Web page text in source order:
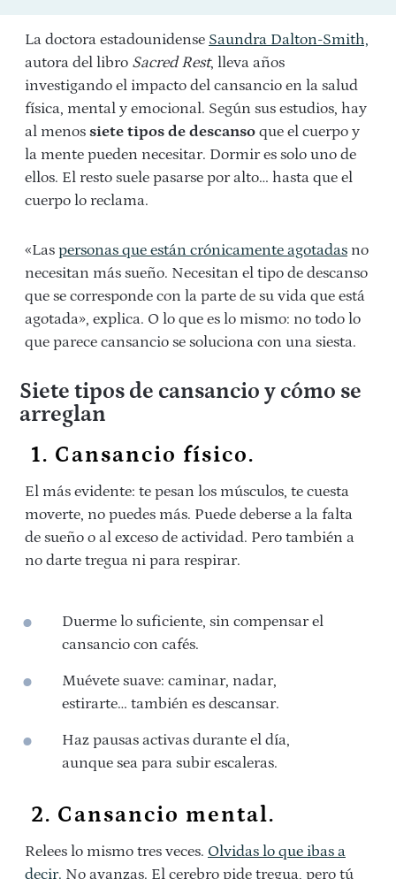
La doctora estadounidense Saundra Dalton-Smith,
autora del libro Sacred Rest, lleva años
investigando el impacto del cansancio en la salud
física, mental y emocional. Según sus estudios, hay
al menos siete tipos de descanso que el cuerpo y
la mente pueden necesitar. Dormir es solo uno de
ellos. El resto suele pasarse por alto… hasta que el
cuerpo lo reclama.
«Las personas que están crónicamente agotadas no
necesitan más sueño. Necesitan el tipo de descanso
que se corresponde con la parte de su vida que está
agotada», explica. O lo que es lo mismo: no todo lo
que parece cansancio se soluciona con una siesta.
Siete tipos de cansancio y cómo se
arreglan
1. Cansancio físico.
El más evidente: te pesan los músculos, te cuesta
moverte, no puedes más. Puede deberse a la falta
de sueño o al exceso de actividad. Pero también a
no darte tregua ni para respirar.
Duerme lo suficiente, sin compensar el
cansancio con cafés.
Muévete suave: caminar, nadar,
estirarte… también es descansar.
Haz pausas activas durante el día,
aunque sea para subir escaleras.
2. Cansancio mental.
Relees lo mismo tres veces. Olvidas lo que ibas a
decir. No avanzas. El cerebro pide tregua, pero tú